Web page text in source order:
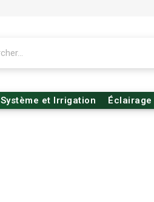
Système et Irrigation Éclairage